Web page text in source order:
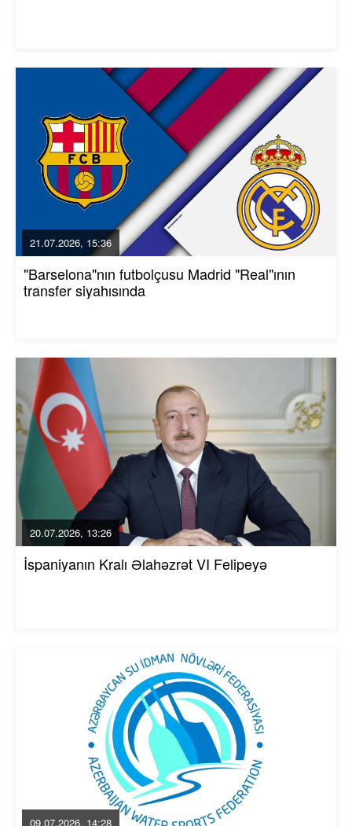
21.07.2026, 15:36
"Barselona"nın futbolçusu Madrid "Real"ının
transfer siyahısında
20.07.2026, 13:26
İspaniyanın Kralı Əlahəzrət VI Felipeyə
09.07.2026, 14:28